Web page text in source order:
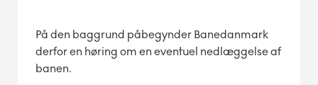
På den baggrund påbegynder Banedanmark
derfor en høring om en eventuel nedlæggelse af
banen.